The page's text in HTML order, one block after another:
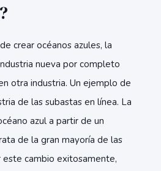
crear océanos azules, la
nueva por completo
otra industria. Un ejemplo de
de las subastas en línea. La
azul a partir de un
de la gran mayoría de las
este cambio exitosamente,